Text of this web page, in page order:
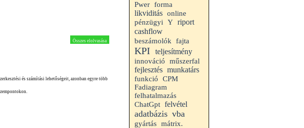
Összes elolvasása
és számítási lehetőségeit, azonban egyre több
Pwer forma
likviditás online
pénzügyi
Y riport
cashflow
beszámolók fajta
KPI teljesítmény
innováció műszerfal
fejlesztés munkatárs
funkció
CPM
Fadiagram
felhatalmazás
ChatGpt felvétel
adatbázis vba
gyártás mátrix.